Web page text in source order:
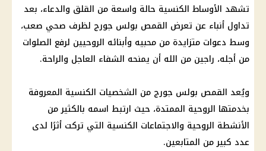
تشهد الأوساط الكنسية حالة واسعة من القلق والدعاء، بعد
تداول أنباء عن تعرض القمص بولس جورج لظرف صحي صعب،
وسط دعوات متزايدة من محبيه وأبنائه الروحيين لرفع الصلوات
من أجله، راجين من الله أن يمنحه الشفاء العاجل والراحة.
ويُعد القمص بولس جورج من الشخصيات الكنسية المعروفة
بخدمتها الروحية الممتدة، حيث ارتبط اسمه بالكثير من
الأنشطة الروحية والاجتماعات الكنسية التي تركت أثرًا لدى
عدد كبير من المتابعين.